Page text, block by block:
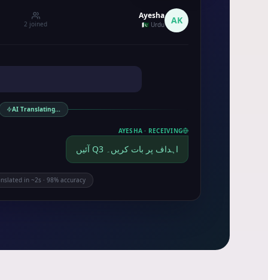
2 joined
Ayesha
🇵🇰 Urdu AK
AI Translating...
AYESHA · RECEIVING
آئیں Q3 اہداف پر بات کریں۔
in ~2s · 98% accuracy